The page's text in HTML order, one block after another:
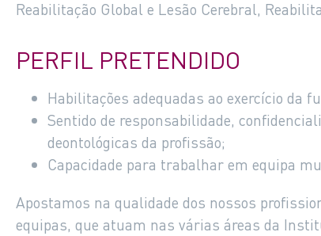
Reabilitação Global e Lesão Cerebral,
PERFIL PRETENDIDO
Habilitações adequadas ao exercício da
Sentido de responsabilidade,
deontológicas da profissão;
Capacidade para trabalhar em equipa
Apostamos na qualidade dos nossos
equipas, que atuam nas várias áreas da